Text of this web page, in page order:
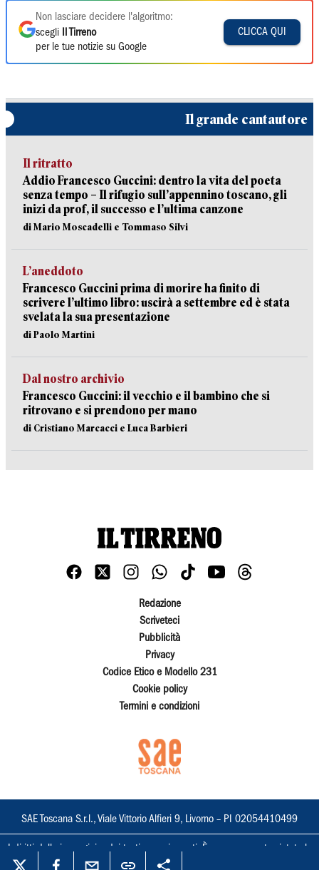
Non lasciare decidere l'algoritmo:
scegli
Il Tirreno
per le tue notizie su Google
CLICCA QUI
Il grande cantautore
Il ritratto
Addio Francesco Guccini: dentro la vita del poeta
senza tempo – Il rifugio sull’appennino toscano, gli
inizi da prof, il successo e l’ultima canzone
di Mario Moscadelli e Tommaso Silvi
L’aneddoto
Francesco Guccini prima di morire ha finito di
scrivere l’ultimo libro: uscirà a settembre ed è stata
svelata la sua presentazione
di Paolo Martini
Dal nostro archivio
Francesco Guccini: il vecchio e il bambino che si
ritrovano e si prendono per mano
di Cristiano Marcacci e Luca Barbieri
Redazione
Scriveteci
Pubblicità
Privacy
Codice Etico e Modello 231
Cookie policy
Termini e condizioni
SAE Toscana S.r.l., Viale Vittorio Alfieri 9, Livorno – PI 02054410499
I diritti delle immagini e dei testi sono riservati. È espressamente vietata la
loro riproduzione con qualsiasi mezzo e l'adattamento totale o parziale.